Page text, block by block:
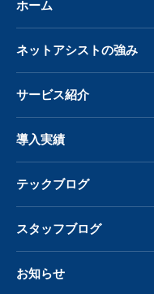
ホーム
ネットアシストの強み
サービス紹介
導入実績
テックブログ
スタッフブログ
お知らせ